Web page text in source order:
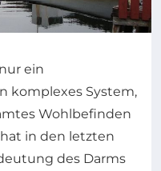
ein
komplexes System,
Wohlbefinden
in den letzten
des Darms